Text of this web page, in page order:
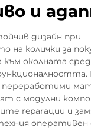
и
дизайн при
колички за
околната
переработими
с модулни
reparации и
оперативен